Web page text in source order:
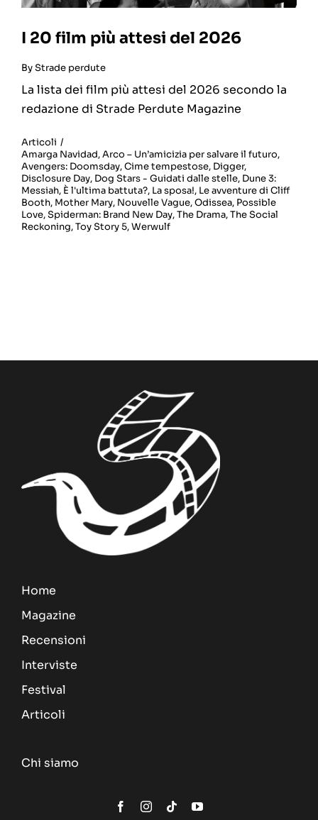
I 20 film più attesi del 2026
ByStrade perdute
La lista dei film più attesi del 2026 secondo la
redazione di Strade Perdute Magazine
Articoli /
Amarga Navidad,Arco – Un’amicizia per salvare il futuro,
Avengers: Doomsday,Cime tempestose, Digger,
Disclosure Day, Dog Stars - Guidati dalle stelle, Dune 3:
Messiah, È l'ultima battuta?, La sposa!, Le avventure di Cliff
Booth, Mother Mary, Nouvelle Vague,Odissea, Possible
Love,Spiderman: Brand New Day,The Drama,The Social
Reckoning,Toy Story 5,Werwulf
Home
Magazine
Recensioni
Interviste
Festival
Articoli
Chi siamo